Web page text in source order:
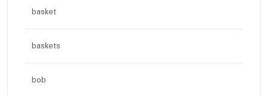
basket
baskets
bob